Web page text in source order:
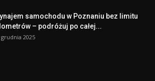
samochodu w Poznaniu bez limitu
– podróżuj po całej...
grudnia 2025